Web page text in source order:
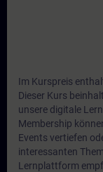
Im Kurspreis
Dieser Kurs
unsere digitale
Membership
Events vertiefen
interessanten
Lernplattform